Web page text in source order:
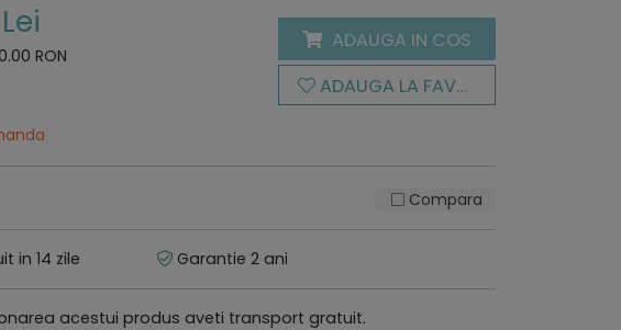
RON
ADAUGA IN COS
ADAUGA LA FAVORITE
Compara
in 14 zile Garantie 2 ani
acestui produs aveti transport gratuit.